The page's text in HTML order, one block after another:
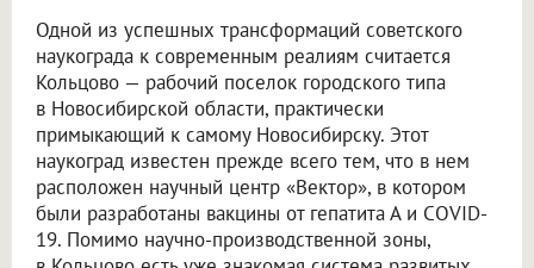
Одной из успешных трансформаций советского
наукограда к современным реалиям считается
Кольцово — рабочий поселок городского типа
в Новосибирской области, практически
примыкающий к самому Новосибирску. Этот
наукоград известен прежде всего тем, что в нем
расположен научный центр «Вектор», в котором
были разработаны вакцины от гепатита А и COVID-
19. Помимо научно-производственной зоны,